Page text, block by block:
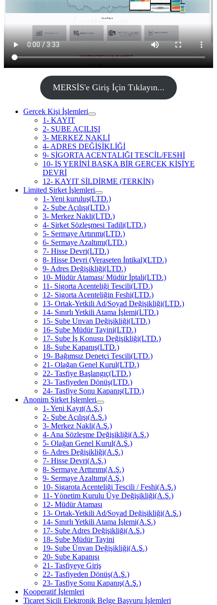
MERSİS'e Giriş İçin Tıklayın...
Gerçek Kişi İşlemleri
1- KAYIT
2- ŞUBE AÇILIŞI
3- MERKEZ NAKLİ
4- ADRES DEĞİŞİKLİĞİ
9- SİGORTA ACENTALIĞI TESCİL/FESHİ
10- İŞ YERİNİ BAŞKA BİR GERÇEK KİŞİYE
DEVRİ
12- KAYIT SİLDİRME (TERKİN)
Limited Şirket İşlemleri
1- Yeni kuruluş(LTD.)
2- Şube Açılışı(LTD.)
3- Merkez Nakli(LTD.)
4- Şirket Sözleşmesi Tadili(LTD.)
5- Sermaye Artırımı(LTD.)
6- Sermaye Azaltımı(LTD.)
7- Hisse Devri(LTD.)
8- Hisse Devri (Veraseten İntikal)(LTD.)
9- Adres Değişikliği(LTD.)
10- Müdür Ataması/ Müdür İptali(LTD.)
11- Sigorta Acenteliği Tescili(LTD.)
12- Sigorta Acenteliğin Feshi(LTD.)
13- Ortak-Yetkili Ad/Soyad Değişikliği(LTD.)
14- Sınırlı Yetkili Atama İşlemi(LTD.)
15- Şube Unvan Değişikliği(LTD.)
16- Şube Müdür Tayini(LTD.)
17- Şube İş Konusu Değişikliği(LTD.)
18- Şube Kapanış(LTD.)
19- Bağımsız Denetçi Tescili(LTD.)
21- Olağan Genel Kurul(LTD.)
22- Tasfiye Başlangıç(LTD.)
23- Tasfiyeden Dönüş(LTD.)
24- Tasfiye Sonu Kapanış(LTD.)
Anonim Şirket İşlemleri
1- Yeni Kayıt(A.Ş.)
2- Şube Açılışı(A.Ş.)
3- Merkez Nakli(A.Ş.)
4- Ana Sözleşme Değişikliği(A.Ş.)
5- Olağan Genel Kurul(A.Ş.)
6- Adres Değişikliği(A.Ş.)
7- Hisse Devri(A.Ş.)
8- Sermaye Arttırımı(A.Ş.)
9- Sermaye Azaltımı(A.Ş.)
10- Sigarota Acenteliği Tescili / Feshi(A.Ş.)
11- Yönetim Kurulu Üye Değişikliği(A.Ş.)
12- Müdür Ataması
13- Ortak-Yetkili Ad/Soyad Değişikliği(A.Ş.)
14- Sınırlı Yetkili Atama İşlemi(A.Ş.)
17- Şube Adres Değişikliği(A.Ş.)
18- Şube Müdür Tayini
19- Şube Ünvan Değişikliği(A.Ş.)
20- Şube Kapanışı
21- Tasfiyeye Giriş
22- Tasfiyeden Dönüş(A.Ş.)
23- Tasfiye Sonu Kapanış(A.Ş.)
Kooperatif İşlemleri
Ticaret Sicili Elektronik Belge Başvuru İşlemleri